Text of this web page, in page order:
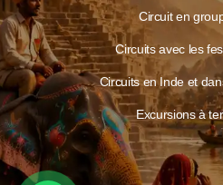
Circuit en
Circuits avec les
Circuits en Inde et
Excursions à